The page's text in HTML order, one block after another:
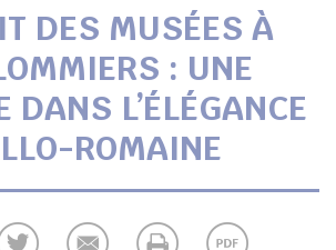
DES MUSÉES À
: UNE
DANS L’ÉLÉGANCE
ROMAINE